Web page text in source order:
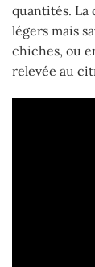
quantités. La
légers mais
chiches, ou
relevée au